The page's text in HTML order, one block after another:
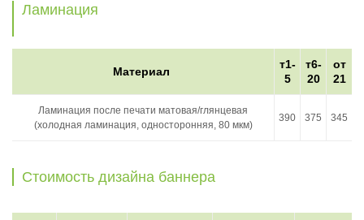
Ламинация
Материал
т1-
5
т6-
20
от
21
Ламинация после печати матовая/глянцевая
(холодная ламинация, односторонняя, 80 мкм)
390 375 345
Стоимость дизайна баннера